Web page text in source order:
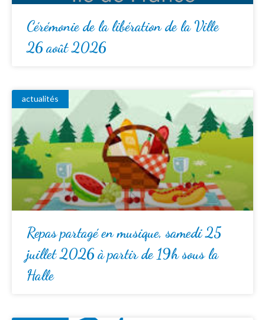
Cérémonie de la libération de la Ville
26 août 2026
actualités
Repas partagé en musique, samedi 25
juillet 2026 à partir de 19h sous la
Halle